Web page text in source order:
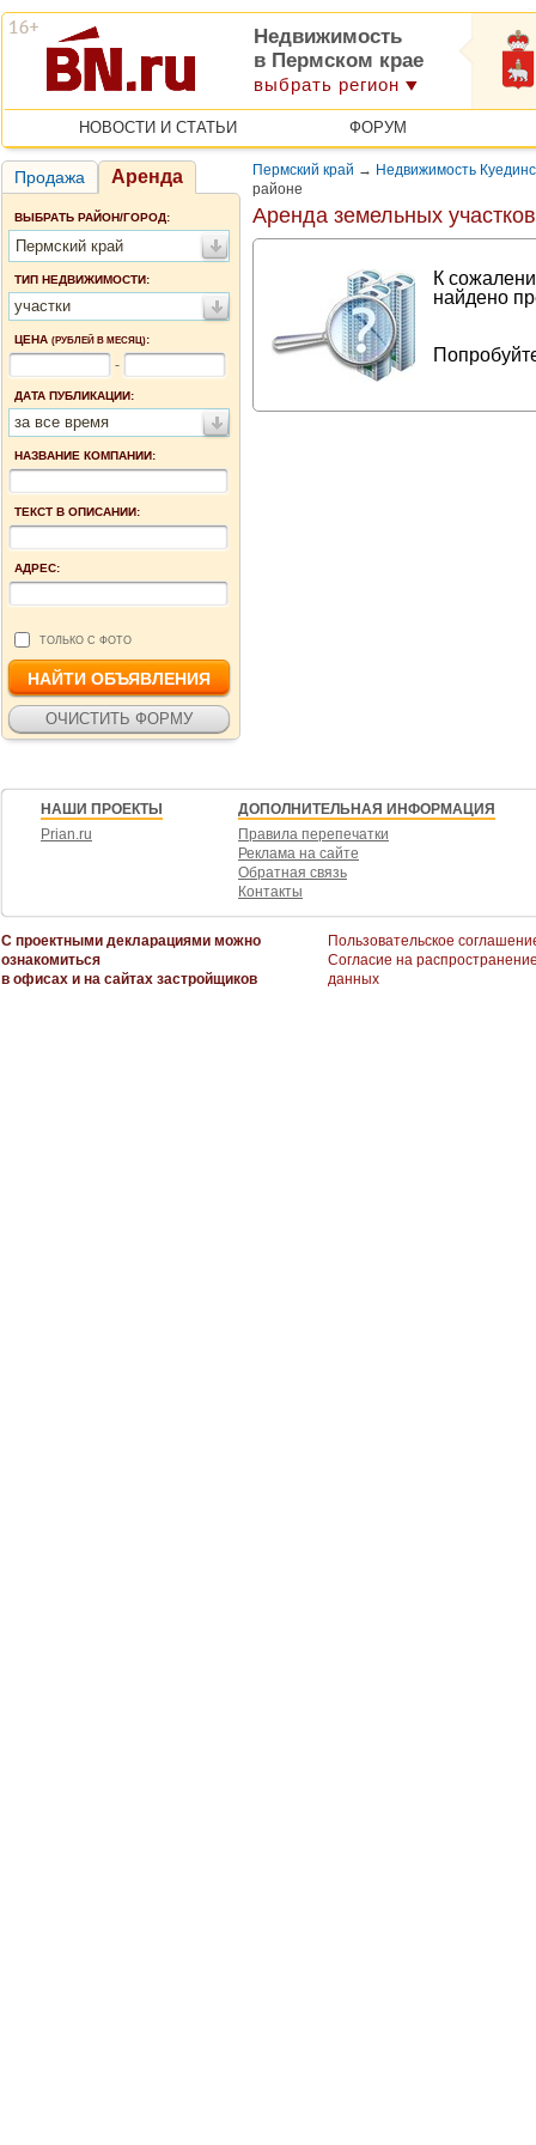
Недвижимость
в Пермском крае
выбрать регион
НОВОСТИ И СТАТЬИ ФОРУМ
Продажа Аренда
ВЫБРАТЬ РАЙОН/ГОРОД:
Пермский край
ТИП НЕДВИЖИМОСТИ:
участки
ЦЕНА (РУБЛЕЙ В МЕСЯЦ):
-
ДАТА ПУБЛИКАЦИИ:
за все время
НАЗВАНИЕ КОМПАНИИ:
ТЕКСТ В ОПИСАНИИ:
АДРЕС:
ТОЛЬКО С ФОТО
Пермский край → Недвижимость
районе
Аренда земельных
К
найдено
НАШИ ПРОЕКТЫ
Prian.ru
ДОПОЛНИТЕЛЬНАЯ ИНФОРМАЦИЯ
Правила перепечатки
Реклама на сайте
Обратная связь
Контакты
С проектными декларациями можно
ознакомиться
в офисах и на сайтах застройщиков
Пользовательское
Согласие на
данных